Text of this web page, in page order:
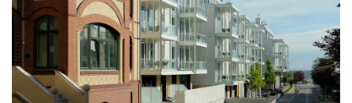
Stunden von Berlin entfernt, verspricht das St. Oberholz Retreat
genug Platz auch für größere Firmenteams, ein stabiles Wifi und
voll ausgestattete Räumlichkeiten für Präsentationen und
Workshops. Der kreative Input und neue Impulse kommen hier
von ganz alleine&hellip